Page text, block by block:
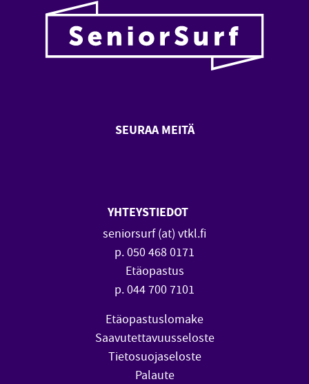
SEURAA MEITÄ
YHTEYSTIEDOT
seniorsurf (at) vtkl.fi
p. 050 468 0171
Etäopastus
p. 044 700 7101
Etäopastuslomake
Saavutettavuusseloste
Tietosuojaseloste
Palaute